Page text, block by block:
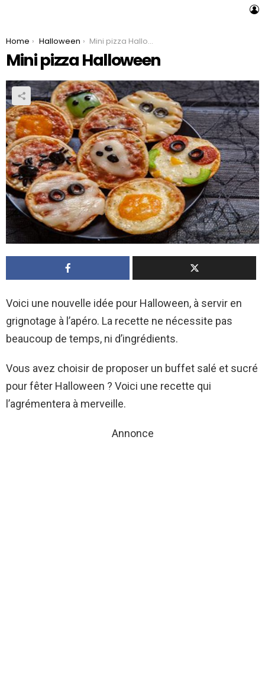
You are here:
Home Halloween Mini pizza Halloween
Mini pizza Halloween
Voici une nouvelle idée pour Halloween, à servir en
grignotage à l’apéro. La recette ne nécessite pas
beaucoup de temps, ni d’ingrédients.
Vous avez choisir de proposer un buffet salé et sucré
pour fêter Halloween ? Voici une recette qui
l’agrémentera à merveille.
Annonce